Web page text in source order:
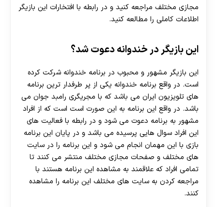
مجازی مختلف مراجعه کنید و در رابطه با افتخارات این بازیگر
اطلاعات کاملی را مطالعه کنید.
این بازیگر در خندوانه دعوت شد؟
این بازیگر مشهور و محبوب در برنامه خندوانه شرکت کرده
است. در واقع برنامه خندوانه یکی از پر طرفدار ترین برنامه
های تلویزیون ایران می باشد که با مجریگری رامبد جوان می
باشد. در واقع این برنامه به این صورت است است که از افراد
مشهور به برنامه دعوت می شود و در رابطه با فعالیت های
این افراد سوال هایی پرسیده می باشد و در پایان این برنامه
بازی با این مهمان انجام می شود و این برنامه را در سایت
های مختلف و صفحات مجازی مختلف منتشر می کنند تا
تمامی افراد که علاقمند به مشاهده این برنامه هستند با
مراجعه کردن به سایت های مختلف این برنامه را مشاهده
کنند.